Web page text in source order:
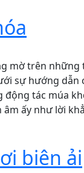
mờ trên
sự hướng
tác múa
ấy như lời
biên ải